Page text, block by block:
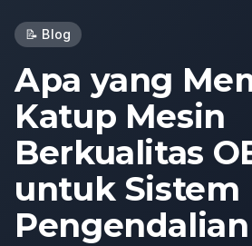
📝 Blog
Apa yang
Katup Mesin
Berkualitas
untuk Sistem